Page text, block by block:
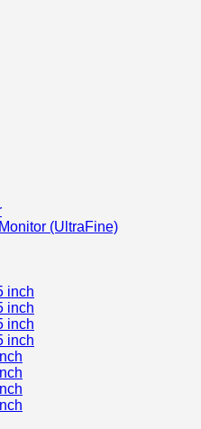
(UltraFine)
inch
inch
inch
inch